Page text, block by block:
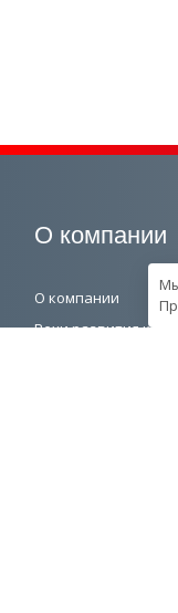
О компании
О компании
Вехи развития